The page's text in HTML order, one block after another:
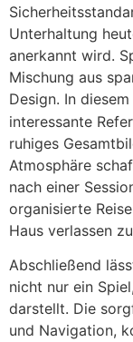
Unterhaltung
anerkannt wird.
Mischung aus
Design. In
interessante
ruhiges
Atmosphäre
nach einer
organisierte
Haus verlassen
Abschließend
nicht nur ein
darstellt. Die
und Navigation,